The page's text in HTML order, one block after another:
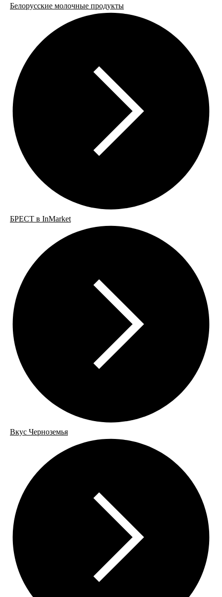
Белорусские молочные продукты
БРЕСТ в InMarket
Вкус Черноземья